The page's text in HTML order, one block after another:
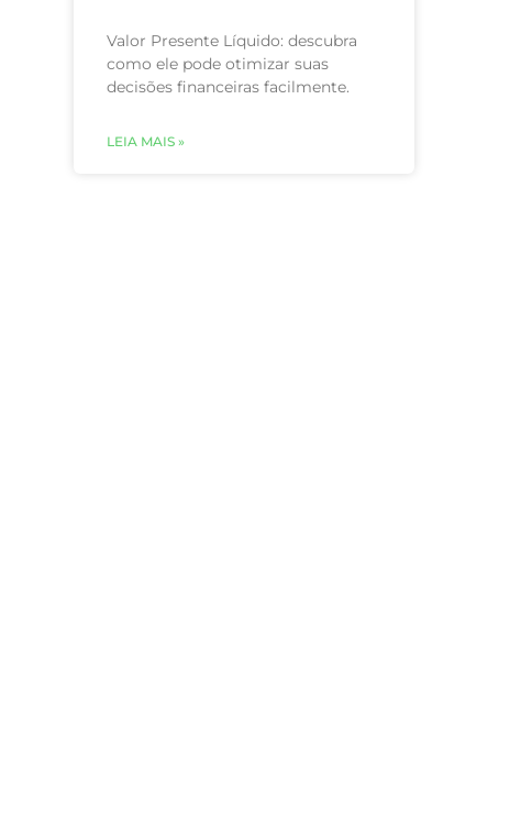
Valor Presente Líquido: descubra
como ele pode otimizar suas
decisões financeiras facilmente.
LEIA MAIS »